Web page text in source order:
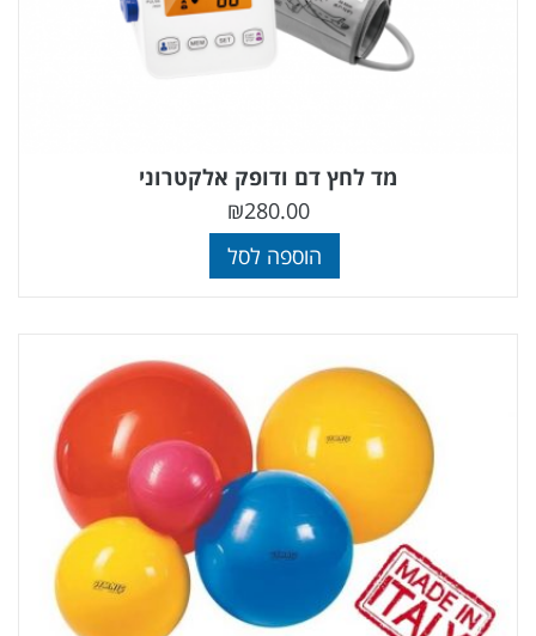
מד לחץ דם ודופק אלקטרוני
₪280.00
הוספה לסל